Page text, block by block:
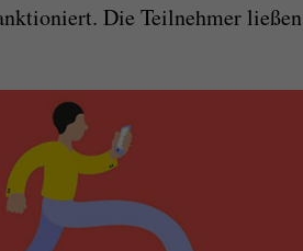
Die Teilnehmer ließen